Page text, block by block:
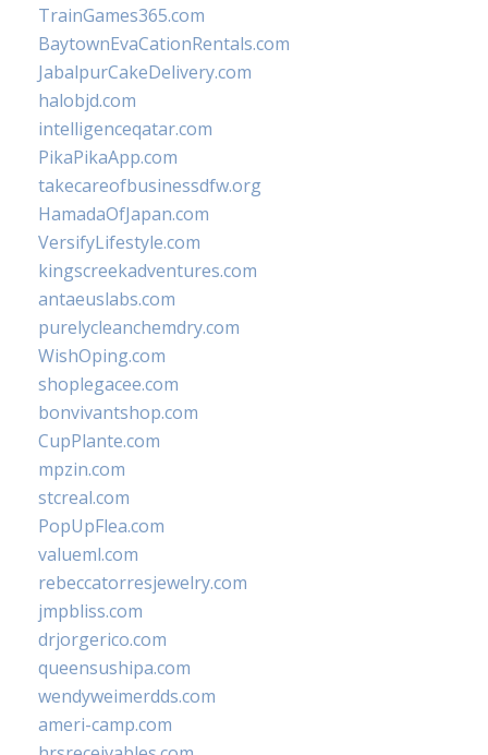
TrainGames365.com
BaytownEvaCationRentals.com
JabalpurCakeDelivery.com
halobjd.com
intelligenceqatar.com
PikaPikaApp.com
takecareofbusinessdfw.org
HamadaOfJapan.com
VersifyLifestyle.com
kingscreekadventures.com
antaeuslabs.com
purelycleanchemdry.com
WishOping.com
shoplegacee.com
bonvivantshop.com
CupPlante.com
mpzin.com
stcreal.com
PopUpFlea.com
valueml.com
rebeccatorresjewelry.com
jmpbliss.com
drjorgerico.com
queensushipa.com
wendyweimerdds.com
ameri-camp.com